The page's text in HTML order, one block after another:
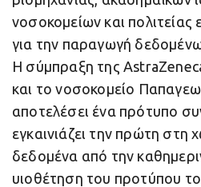
νοσοκομείων και πολιτείας
για την παραγωγή
Η σύμπραξη της
και το νοσοκομείο
αποτελέσει ένα πρότυπο
εγκαινιάζει την πρώτη στη
δεδομένα από την
υιοθέτηση του προτύπου